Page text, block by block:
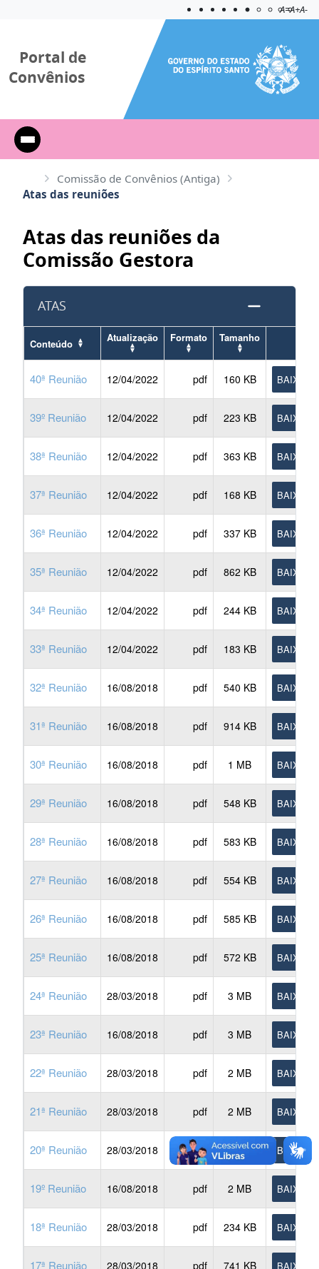
Aplicar
A=A+A-
Portal de
Convênios
Comissão de Convênios (Antiga)
Atas das reuniões
Atas das reuniões da
Comissão Gestora
ATAS
Conteúdo Atualização Formato Tamanho
40ª Reunião 12/04/2022 pdf 160 KB BAIXAR
39º Reunião 12/04/2022 pdf 223 KB BAIXAR
38ª Reunião 12/04/2022 pdf 363 KB BAIXAR
37ª Reunião 12/04/2022 pdf 168 KB BAIXAR
36ª Reunião 12/04/2022 pdf 337 KB BAIXAR
35ª Reunião 12/04/2022 pdf 862 KB BAIXAR
34ª Reunião 12/04/2022 pdf 244 KB BAIXAR
33ª Reunião 12/04/2022 pdf 183 KB BAIXAR
32ª Reunião 16/08/2018 pdf 540 KB BAIXAR
31ª Reunião 16/08/2018 pdf 914 KB BAIXAR
30ª Reunião 16/08/2018 pdf 1 MB BAIXAR
29ª Reunião 16/08/2018 pdf 548 KB BAIXAR
28ª Reunião 16/08/2018 pdf 583 KB BAIXAR
27ª Reunião 16/08/2018 pdf 554 KB BAIXAR
26ª Reunião 16/08/2018 pdf 585 KB BAIXAR
25ª Reunião 16/08/2018 pdf 572 KB BAIXAR
24ª Reunião 28/03/2018 pdf 3 MB BAIXAR
23ª Reunião 16/08/2018 pdf 3 MB BAIXAR
22ª Reunião 28/03/2018 pdf 2 MB BAIXAR
21ª Reunião 28/03/2018 pdf 2 MB BAIXAR
20ª Reunião 28/03/2018 pdf 2 MB BAIXAR
19º Reunião 16/08/2018 pdf 2 MB BAIXAR
18ª Reunião 28/03/2018 pdf 234 KB BAIXAR
17ª Reunião 28/03/2018 pdf 741 KB BAIXAR